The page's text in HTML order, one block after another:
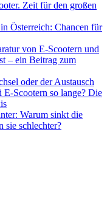
Zeit für den großen
Österreich: Chancen für
von E-Scootern und
– ein Beitrag zum
oder der Austausch
Scootern so lange? Die
Warum sinkt die
sie schlechter?